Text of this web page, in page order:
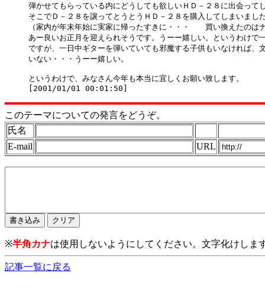
弾かせてもらっている内にどうしても欲しいＨＤ－２８に出会って
そこでＤ－２８を譲ってとうとうＨＤ－２８を購入してしまいまし
（家内が年末年始に実家に帰ったすきに・・・　　買い換えたのは
あー良いお正月を迎えられそうです。うーー嬉しい。というわけで
ですが、一日中ギターを弾いていても邪魔する子供もいなければ、
いない・・・うーー嬉しい。
というわけで、みなさん今年も本当に宜しくお願い致します。
このテーマについての発言をどうぞ。
氏名
E-mail
URL
※半角カナは使用しないようにしてください。文字化けしま
記事一覧に戻る